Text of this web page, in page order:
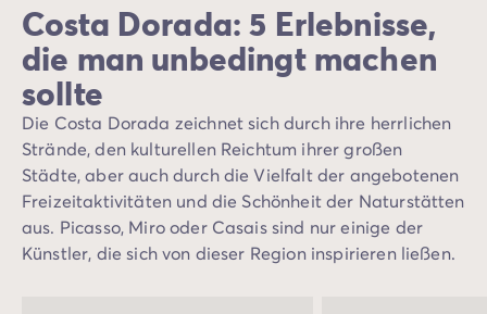
Costa Dorada: 5 Erlebnisse,
die man unbedingt machen
sollte
Die Costa Dorada zeichnet sich durch ihre herrlichen
Strände, den kulturellen Reichtum ihrer großen
Städte, aber auch durch die Vielfalt der angebotenen
Freizeitaktivitäten und die Schönheit der Naturstätten
aus. Picasso, Miro oder Casais sind nur einige der
Künstler, die sich von dieser Region inspirieren ließen.